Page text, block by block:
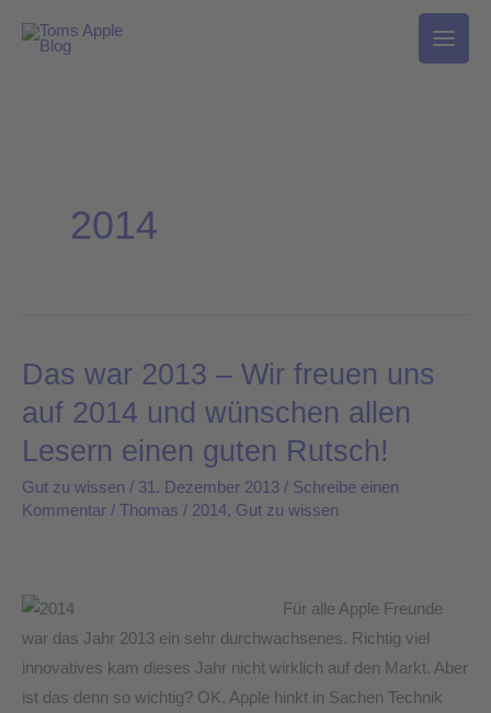
Inhalt
2014
Das war 2013 – Wir freuen uns
auf 2014 und wünschen allen
Lesern einen guten Rutsch!
Gut zu wissen / 31. Dezember 2013 / Schreibe einen
Kommentar / Thomas / 2014, Gut zu wissen
Für alle Apple Freunde
war das Jahr 2013 ein sehr durchwachsenes. Richtig viel
innovatives kam dieses Jahr nicht wirklich auf den Markt. Aber
ist das denn so wichtig? OK, Apple hinkt in Sachen Technik
Das
2013
–
Wir
freuen
2014
und
wünschen
allen